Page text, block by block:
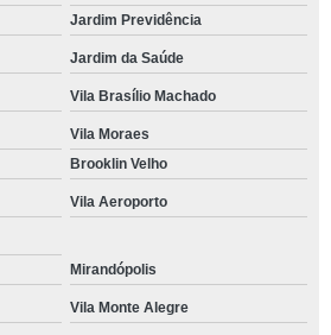
Jardim Previdência
Jardim da Saúde
Vila Brasílio Machado
Vila Moraes
Brooklin Velho
Vila Aeroporto
Mirandópolis
Vila Monte Alegre